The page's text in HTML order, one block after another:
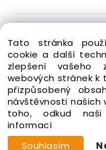
práva vyhrazena.
Vytvořeno
Tato stránka
cookie a další
zlepšení vašeho
webových stránek k
přizpůsobený
návštěvnosti našich
toho, odkud
informací
Souhlasím